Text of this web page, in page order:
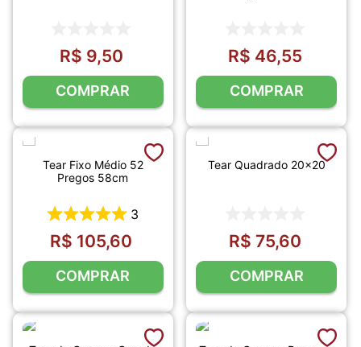
R$ 9,50
COMPRAR
R$ 46,55
COMPRAR
Tear Fixo Médio 52
Pregos 58cm
3
R$ 105,60
COMPRAR
Tear Quadrado 20x20
R$ 75,60
COMPRAR